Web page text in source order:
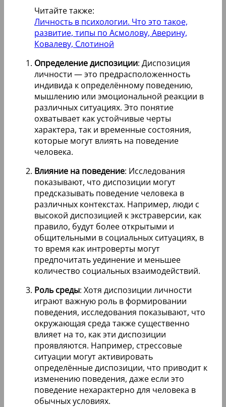
Читайте также:
Личность в психологии. Что это такое,
развитие, типы по Асмолову, Аверину,
Ковалеву, Слотиной
Определение диспозиции: Диспозиция
личности — это предрасположенность
индивида к определённому поведению,
мышлению или эмоциональной реакции в
различных ситуациях. Это понятие
охватывает как устойчивые черты
характера, так и временные состояния,
которые могут влиять на поведение
человека.
Влияние на поведение: Исследования
показывают, что диспозиции могут
предсказывать поведение человека в
различных контекстах. Например, люди с
высокой диспозицией к экстраверсии, как
правило, будут более открытыми и
общительными в социальных ситуациях, в
то время как интроверты могут
предпочитать уединение и меньшее
количество социальных взаимодействий.
Роль среды: Хотя диспозиции личности
играют важную роль в формировании
поведения, исследования показывают, что
окружающая среда также существенно
влияет на то, как эти диспозиции
проявляются. Например, стрессовые
ситуации могут активировать
определённые диспозиции, что приводит к
изменению поведения, даже если это
поведение нехарактерно для человека в
обычных условиях.